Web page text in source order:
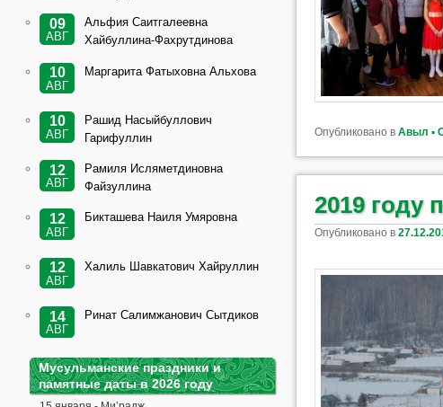
Опубликовано в Авыл ▪
2019 году
Опубликовано в
09
АВГ
Альфия Саитгалеевна
Хайбуллина-Фахрутдинова
10
АВГ
Маргарита Фатыховна Альхова
10
АВГ
Рашид Насыйбуллович
Гарифуллин
12
АВГ
Рамиля Исляметдиновна
Файзуллина
12
АВГ
Бикташева Наиля Умяровна
12
АВГ
Халиль Шавкатович Хайруллин
14
АВГ
Ринат Салимжанович Сытдиков
Мусульманские праздники и
памятные даты в 2026 году